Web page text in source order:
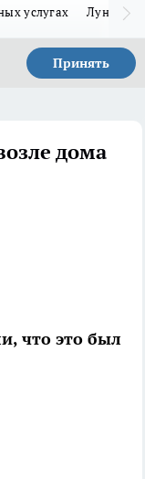
услугах Лунно-
Принять
дома
что это был